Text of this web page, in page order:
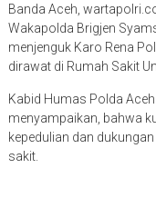
Banda Aceh,
Wakapolda Brigjen
menjenguk Karo Rena
dirawat di Rumah Sakit
Kabid Humas Polda
menyampaikan, bahwa
kepedulian dan
sakit.